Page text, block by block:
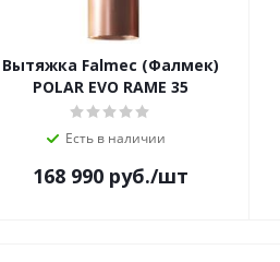
Вытяжка Falmec (Фалмек)
POLAR EVO RAME 35
Есть в наличии
168 990 руб./шт